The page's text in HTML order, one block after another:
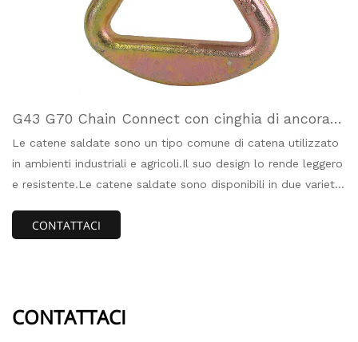
G43 G70 Chain Connect con cinghia di ancoragg
io
Le catene saldate sono un tipo comune di catena utilizzato
in ambienti industriali e agricoli.Il suo design lo rende leggero
e resistente.Le catene saldate sono disponibili in due varietà:
applicazioni gravose.
CONTATTACI
CONTATTACI